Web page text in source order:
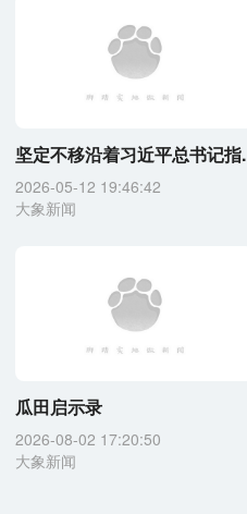
坚定不移沿着习近平总书记指
2026-05-12 19:46:42
大象新闻
瓜田启示录
2026-08-02 17:20:50
大象新闻